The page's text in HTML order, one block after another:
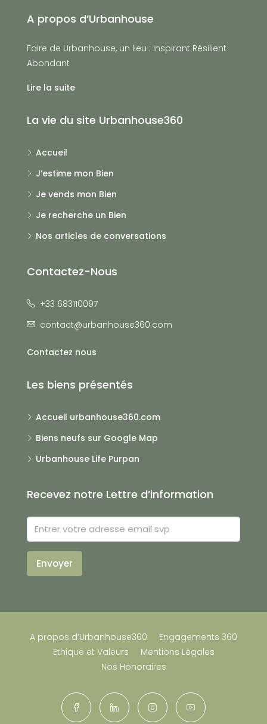
A propos d’Urbanhouse
Faire de Urbanhouse, un lieu : Inspirant Résilient
Abondant
Lire la suite
La vie du site Urbanhouse360
Accueil
J’estime mon Bien
Je vends mon Bien
Je recherche un Bien
Nos articles de conversations
Contactez-Nous
+33 683110097
contact@urbanhouse360.com
Contactez nous
Les biens présentés
Accueil urbanhouse360.com
Biens neufs sur Google Map
Urbanhouse Life Purpan
Recevez notre Lettre d’information
Envoyer
A propos d’Urbanhouse360
Engagements 360
Ethique et Valeurs
Mentions Légales
Nos Honoraires